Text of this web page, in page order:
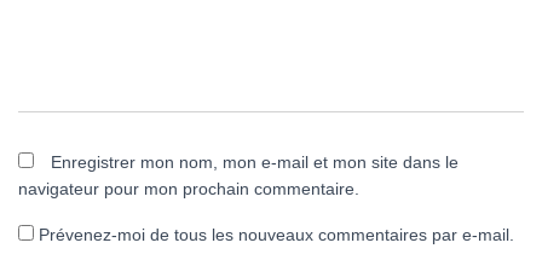
Enregistrer mon nom, mon e-mail et mon site dans le
navigateur pour mon prochain commentaire.
Prévenez-moi de tous les nouveaux commentaires par e-mail.